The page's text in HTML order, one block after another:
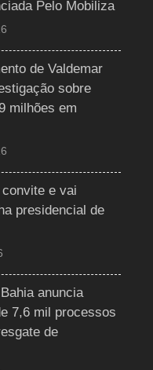
Pelo Mobiliza
de Valdemar
sobre
milhões em
e vai
presidencial de
anuncia
7,6 mil processos
de